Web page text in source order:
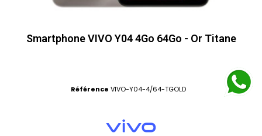
Smartphone VIVO Y04 4Go 64Go - Or Titane
Référence VIVO-Y04-4/64-TGOLD